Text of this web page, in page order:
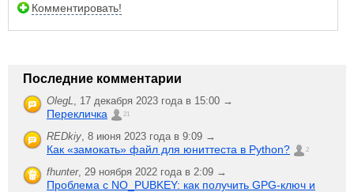
Комментировать!
Последние комментарии
OlegL, 17 декабря 2023 года в 15:00 →
Перекличка 21
REDkiy, 8 июня 2023 года в 9:09 →
Как «замокать» файл для юниттеста в Python? 2
fhunter, 29 ноября 2022 года в 2:09 →
Проблема с NO_PUBKEY: как получить GPG-ключ и